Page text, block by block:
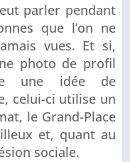
parler pendant
que l’on ne
vues. Et si,
photo de profil
une idée de
celui-ci utilise un
le Grand-Place
et, quant au
sociale.